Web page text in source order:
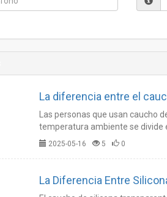
La diferencia entre el
Las personas que usan caucho
temperatura ambiente se divide
diferencia entre estos dos tipos
2025-05-16 5 0
La Diferencia Entre